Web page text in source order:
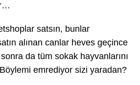
satsın, bunlar
alınan canlar heves geçince
da tüm sokak hayvanlarını
emrediyor sizi yaradan?